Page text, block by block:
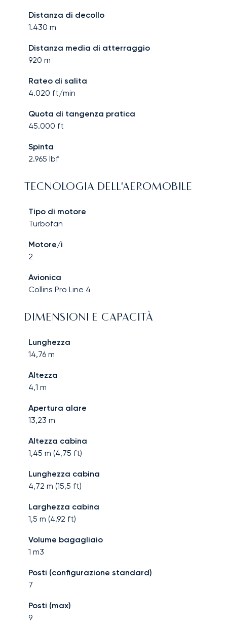
Distanza di decollo
1.430 m
Distanza media di atterraggio
920 m
Rateo di salita
4.020 ft/min
Quota di tangenza pratica
45.000 ft
Spinta
2.965 lbf
TECNOLOGIA DELL'AEROMOBILE
Tipo di motore
Turbofan
Motore/i
2
Avionica
Collins Pro Line 4
DIMENSIONI E CAPACITÀ
Lunghezza
14,76 m
Altezza
4,1 m
Apertura alare
13,23 m
Altezza cabina
1,45 m (4,75 ft)
Lunghezza cabina
4,72 m (15,5 ft)
Larghezza cabina
1,5 m (4,92 ft)
Volume bagagliaio
1 m3
Posti (configurazione standard)
7
Posti (max)
9